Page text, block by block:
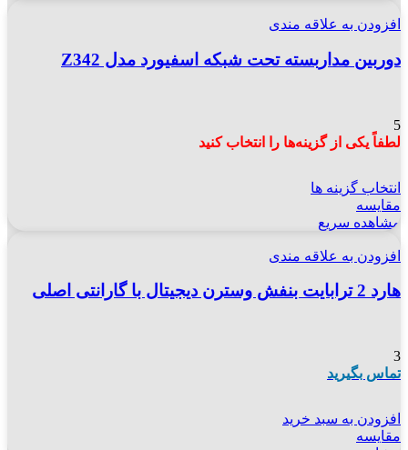
افزودن به علاقه مندی
دوربین مداربسته تحت شبکه اسفیورد مدل Z342
5
لطفاً یکی از گزینه‌ها را انتخاب کنید
انتخاب گزینه ها
مقایسه
مشاهده سریع
افزودن به علاقه مندی
هارد 2 ترابایت بنفش وسترن دیجیتال با گارانتی اصلی
3
تماس بگیرید
افزودن به سبد خرید
مقایسه